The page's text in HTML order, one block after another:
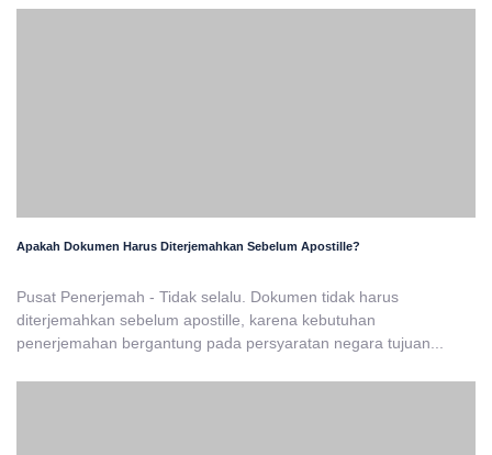
Apakah Dokumen Harus Diterjemahkan Sebelum Apostille?
Pusat Penerjemah - Tidak selalu. Dokumen tidak harus
diterjemahkan sebelum apostille, karena kebutuhan
penerjemahan bergantung pada persyaratan negara tujuan...